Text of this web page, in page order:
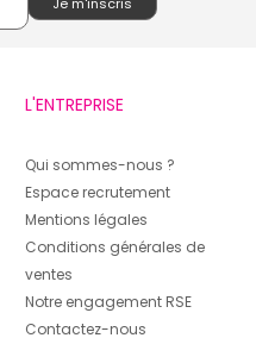
L'ENTREPRISE
Qui sommes-nous ?
Espace recrutement
Mentions légales
Conditions générales de
ventes
Notre engagement RSE
Contactez-nous